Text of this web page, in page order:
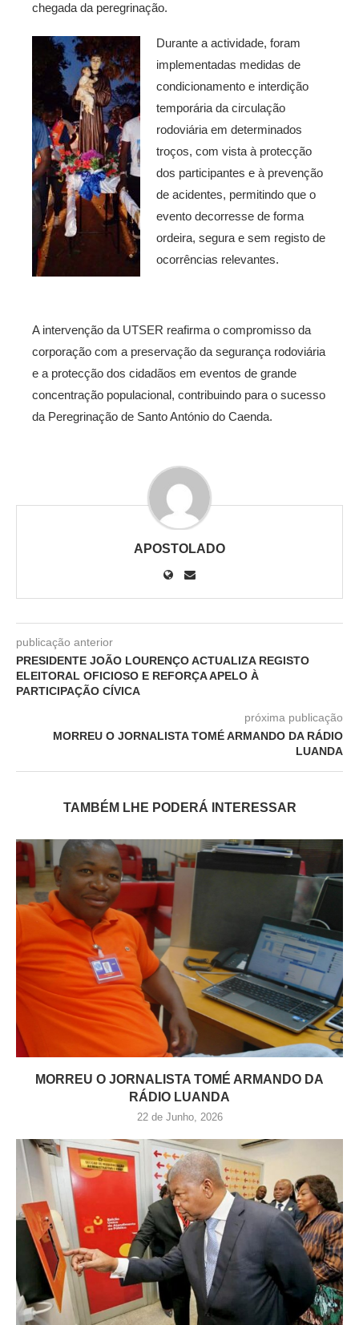
chegada da peregrinação.
Durante a actividade, foram
implementadas medidas de
condicionamento e interdição
temporária da circulação
rodoviária em determinados
troços, com vista à protecção
dos participantes e à prevenção
de acidentes, permitindo que o
evento decorresse de forma
ordeira, segura e sem registo de
ocorrências relevantes.
A intervenção da UTSER reafirma o compromisso da
corporação com a preservação da segurança rodoviária
e a protecção dos cidadãos em eventos de grande
concentração populacional, contribuindo para o sucesso
da Peregrinação de Santo António do Caenda.
APOSTOLADO
publicação anterior
PRESIDENTE JOÃO LOURENÇO ACTUALIZA REGISTO
ELEITORAL OFICIOSO E REFORÇA APELO À
PARTICIPAÇÃO CÍVICA
próxima publicação
MORREU O JORNALISTA TOMÉ ARMANDO DA RÁDIO
LUANDA
TAMBÉM LHE PODERÁ INTERESSAR
MORREU O JORNALISTA TOMÉ ARMANDO DA
RÁDIO LUANDA
22 de Junho, 2026